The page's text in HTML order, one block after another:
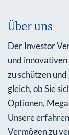
Über uns
Der Investor
und
zu schützen
gleich, ob Sie
Optionen,
Unsere
Vermögen zu